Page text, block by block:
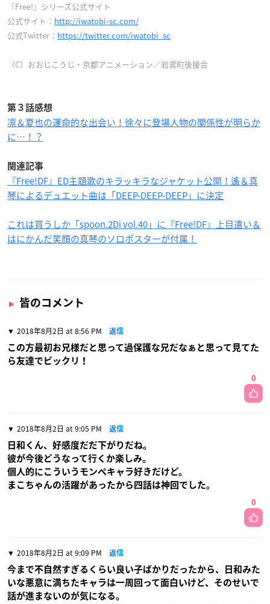
『Free!』シリーズ公式サイト
公式サイト： http://iwatobi-sc.com/
公式Twitter： https://twitter.com/iwatobi_sc
（C）おおじこうじ・京都アニメーション／岩鳶町後援会
第３話感想
凛＆夏也の運命的な出会い！徐々に登場人物の関係性が明らか
に…！？
関連記事
『Free!DF』ED主題歌のキラッキラなジャケット公開！遙＆真
琴によるデュエット曲は「DEEP-DEEP-DEEP」に決定
これは買うしか「spoon.2Di vol.40」に『Free!DF』上目遣い＆
はにかんだ笑顔の真琴のソロポスターが付属！
皆のコメント
2018年8月2日 at 8:56 PM 返信
この方最初お兄様だと思って過保護な兄だなぁと思って見てた
ら友達でビックリ！
0
2018年8月2日 at 9:05 PM 返信
日和くん、好感度だだ下がりだね。
彼が今後どうなって行くか楽しみ。
個人的にこういうモンペキャラ好きだけど。
まこちゃんの活躍があったから四話は神回でした。
0
2018年8月2日 at 9:09 PM 返信
今まで不自然すぎるくらい良い子ばかりだったから、日和みた
いな悪意に満ちたキャラは一周回って面白いけど、そのせいで
話が進まないのが気になる。